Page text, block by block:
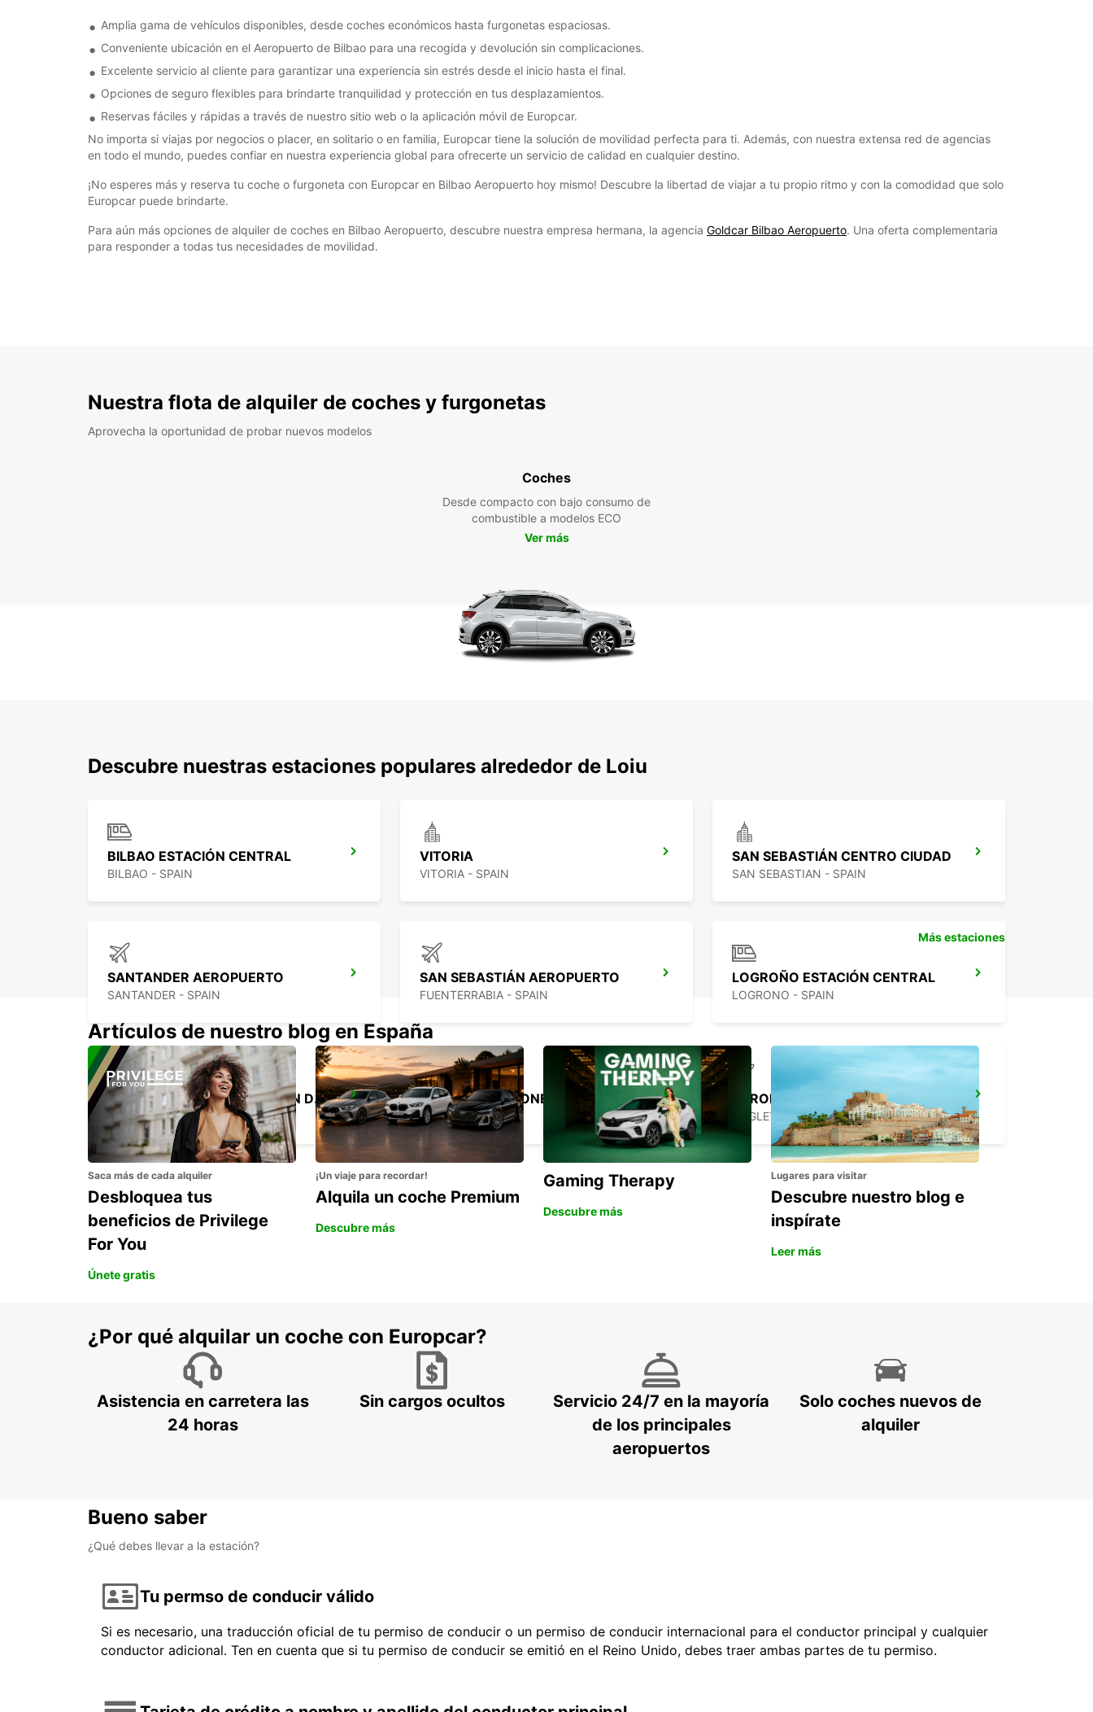
Amplia gama de vehículos disponibles, desde coches económicos hasta furgonetas espaciosas.
Conveniente ubicación en el Aeropuerto de Bilbao para una recogida y devolución sin complicaciones.
Excelente servicio al cliente para garantizar una experiencia sin estrés desde el inicio hasta el final.
Opciones de seguro flexibles para brindarte tranquilidad y protección en tus desplazamientos.
Reservas fáciles y rápidas a través de nuestro sitio web o la aplicación móvil de Europcar.
No importa si viajas por negocios o placer, en solitario o en familia, Europcar tiene la solución de movilidad perfecta para ti. Además, con nuestra extensa red de agencias
en todo el mundo, puedes confiar en nuestra experiencia global para ofrecerte un servicio de calidad en cualquier destino.
¡No esperes más y reserva tu coche o furgoneta con Europcar en Bilbao Aeropuerto hoy mismo! Descubre la libertad de viajar a tu propio ritmo y con la comodidad que solo
Europcar puede brindarte.
Para aún más opciones de alquiler de coches en Bilbao Aeropuerto, descubre nuestra empresa hermana, la agencia Goldcar Bilbao Aeropuerto. Una oferta complementaria
para responder a todas tus necesidades de movilidad.
Nuestra flota de alquiler de coches y furgonetas
Aprovecha la oportunidad de probar nuevos modelos
Coches
Desde compacto con bajo consumo de
combustible a modelos ECO
Ver más
Descubre nuestras estaciones populares alrededor de Loiu
BILBAO ESTACIÓN CENTRAL
BILBAO - SPAIN
VITORIA
VITORIA - SPAIN
SAN SEBASTIÁN CENTRO CIUDAD
SAN SEBASTIAN - SPAIN
SANTANDER AEROPUERTO
SANTANDER - SPAIN
SAN SEBASTIÁN AEROPUERTO
FUENTERRABIA - SPAIN
LOGROÑO ESTACIÓN CENTRAL
LOGRONO - SPAIN
LANZADERA DE LA ESTACIÓN DE TREN DE BIARRITZ
BIARRITZ - FRANCE
BIARRITZ FURGONETAS
ANGLET - FRANCE
AEROPUERTO DE BIARRITZ
ANGLET - FRANCE
Más estaciones
Artículos de nuestro blog en España
Saca más de cada alquiler
Desbloquea tus
beneficios de Privilege
For You
Únete gratis
¡Un viaje para recordar!
Alquila un coche Premium
Descubre más
Gaming Therapy
Descubre más
Lugares para visitar
Descubre nuestro blog e
inspírate
Leer más
¿Por qué alquilar un coche con Europcar?
Asistencia en carretera las
24 horas
Sin cargos ocultos
Servicio 24/7 en la mayoría
de los principales
aeropuertos
Solo coches nuevos de
alquiler
Bueno saber
¿Qué debes llevar a la estación?
Tu permso de conducir válido
Si es necesario, una traducción oficial de tu permiso de conducir o un permiso de conducir internacional para el conductor principal y cualquier
conductor adicional. Ten en cuenta que si tu permiso de conducir se emitió en el Reino Unido, debes traer ambas partes de tu permiso.